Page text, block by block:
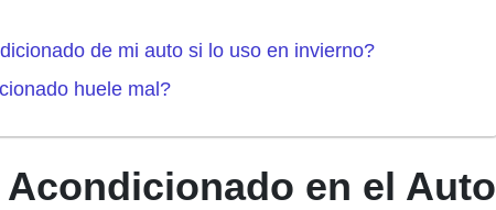
de mi auto si lo uso en invierno?
huele mal?
en el Auto